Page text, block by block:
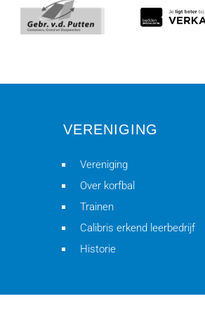
VERENIGING
Vereniging
Over korfbal
Trainen
Calibris erkend leerbedrijf
Historie